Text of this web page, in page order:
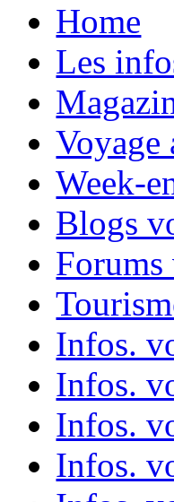
Home
Les
Voyage
Week-
Blogs
Forums
Infos.
Infos.
Infos.
Infos.